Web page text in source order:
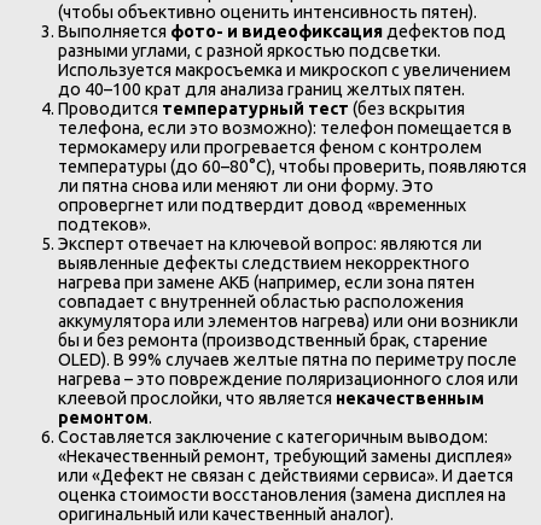
(чтобы объективно оценить интенсивность пятен).
Выполняется фото- и видеофиксация дефектов под
разными углами, с разной яркостью подсветки.
Используется макросъемка и микроскоп с увеличением
до 40–100 крат для анализа границ желтых пятен.
Проводится температурный тест (без вскрытия
телефона, если это возможно): телефон помещается в
термокамеру или прогревается феном с контролем
температуры (до 60–80°C), чтобы проверить, появляются
ли пятна снова или меняют ли они форму. Это
опровергнет или подтвердит довод «временных
подтеков».
Эксперт отвечает на ключевой вопрос: являются ли
выявленные дефекты следствием некорректного
нагрева при замене АКБ (например, если зона пятен
совпадает с внутренней областью расположения
аккумулятора или элементов нагрева) или они возникли
бы и без ремонта (производственный брак, старение
OLED). В 99% случаев желтые пятна по периметру после
нагрева – это повреждение поляризационного слоя или
клеевой прослойки, что является некачественным
ремонтом.
Составляется заключение с категоричным выводом:
«Некачественный ремонт, требующий замены дисплея»
или «Дефект не связан с действиями сервиса». И дается
оценка стоимости восстановления (замена дисплея на
оригинальный или качественный аналог).